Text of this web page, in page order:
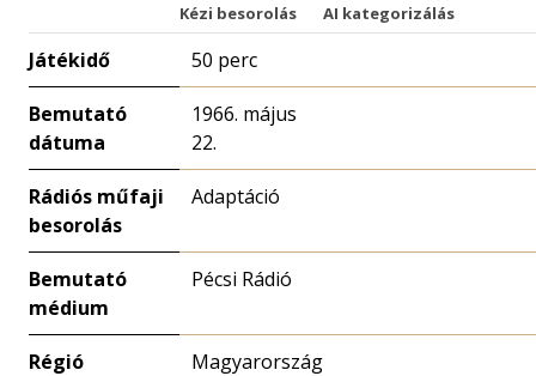
Kézi besorolás AI kategorizálás
Játékidő 50 perc
Bemutató
dátuma
1966. május
22.
Rádiós műfaji
besorolás
Adaptáció
Bemutató
médium
Pécsi Rádió
Régió
Magyarország